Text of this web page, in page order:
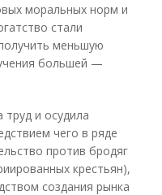
моральных норм и
стали
меньшую
большей —
труд и осудила
чего в ряде
против бродяг
крестьян),
создания рынка